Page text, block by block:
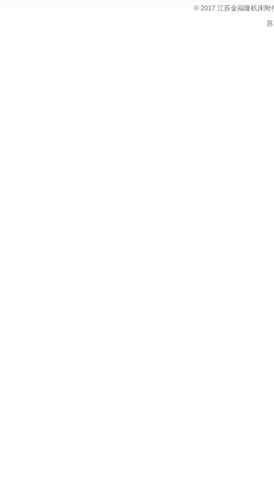
© 2017 江苏金福隆机床附